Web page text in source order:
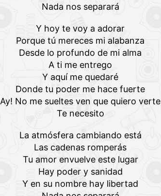
Nada nos separará
Y hoy te voy a adorar
Porque tú mereces mi alabanza
Desde lo profundo de mi alma
A ti me entrego
Y aquí me quedaré
Donde tu poder me hace fuerte
Ay! No me sueltes ven que quiero verte
Te necesito
La atmósfera cambiando está
Las cadenas romperás
Tu amor envuelve este lugar
Hay poder y sanidad
Y en su nombre hay libertad